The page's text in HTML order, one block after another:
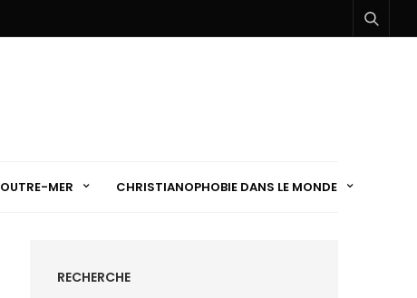
OUTRE-MER CHRISTIANOPHOBIE DANS LE MONDE
RECHERCHE